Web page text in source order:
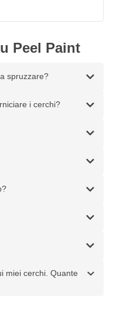
Peel Paint
spruzzare?
i cerchi?
miei cerchi. Quante